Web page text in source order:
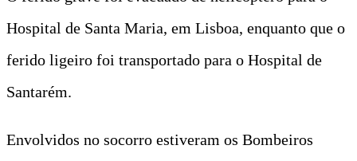
Hospital de Santa Maria, em Lisboa, enquanto que o
ferido ligeiro foi transportado para o Hospital de
Santarém.
Envolvidos no socorro estiveram os Bombeiros